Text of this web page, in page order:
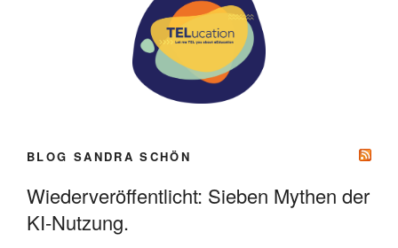
BLOG SANDRA SCHÖN
Wiederveröffentlicht: Sieben Mythen der
KI-Nutzung.